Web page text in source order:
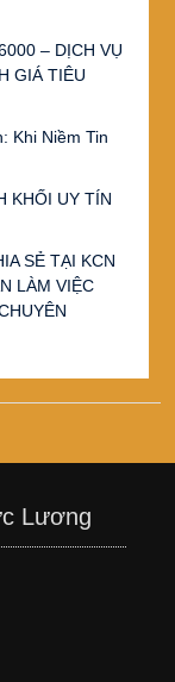
– DỊCH VỤ
GIÁ TIÊU
Khi Niềm Tin
KHỐI UY TÍN
SẺ TẠI KCN
LÀM VIỆC
Lương